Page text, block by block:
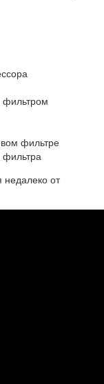
фильтром
фильтре
фильтра
недалеко от